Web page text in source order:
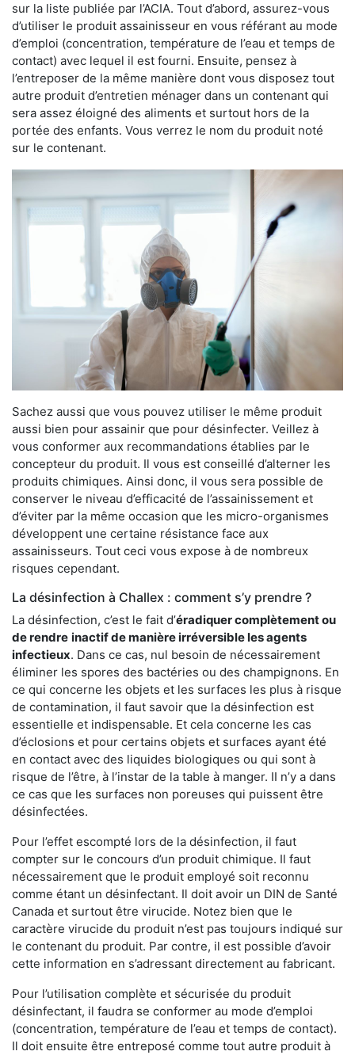
sur la liste publiée par l’ACIA. Tout d’abord, assurez-vous
d’utiliser le produit assainisseur en vous référant au mode
d’emploi (concentration, température de l’eau et temps de
contact) avec lequel il est fourni. Ensuite, pensez à
l’entreposer de la même manière dont vous disposez tout
autre produit d’entretien ménager dans un contenant qui
sera assez éloigné des aliments et surtout hors de la
portée des enfants. Vous verrez le nom du produit noté
sur le contenant.
Sachez aussi que vous pouvez utiliser le même produit
aussi bien pour assainir que pour désinfecter. Veillez à
vous conformer aux recommandations établies par le
concepteur du produit. Il vous est conseillé d’alterner les
produits chimiques. Ainsi donc, il vous sera possible de
conserver le niveau d’efficacité de l’assainissement et
d’éviter par la même occasion que les micro-organismes
développent une certaine résistance face aux
assainisseurs. Tout ceci vous expose à de nombreux
risques cependant.
La désinfection à Challex : comment s’y prendre ?
La désinfection, c’est le fait d’éradiquer complètement ou
de rendre inactif de manière irréversible les agents
infectieux. Dans ce cas, nul besoin de nécessairement
éliminer les spores des bactéries ou des champignons. En
ce qui concerne les objets et les surfaces les plus à risque
de contamination, il faut savoir que la désinfection est
essentielle et indispensable. Et cela concerne les cas
d’éclosions et pour certains objets et surfaces ayant été
en contact avec des liquides biologiques ou qui sont à
risque de l’être, à l’instar de la table à manger. II n’y a dans
ce cas que les surfaces non poreuses qui puissent être
désinfectées.
Pour l’effet escompté lors de la désinfection, il faut
compter sur le concours d’un produit chimique. Il faut
nécessairement que le produit employé soit reconnu
comme étant un désinfectant. Il doit avoir un DIN de Santé
Canada et surtout être virucide. Notez bien que le
caractère virucide du produit n’est pas toujours indiqué sur
le contenant du produit. Par contre, il est possible d’avoir
cette information en s’adressant directement au fabricant.
Pour l’utilisation complète et sécurisée du produit
désinfectant, il faudra se conformer au mode d’emploi
(concentration, température de l’eau et temps de contact).
Il doit ensuite être entreposé comme tout autre produit à